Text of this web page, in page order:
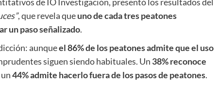
de IO Investigación, presentó los resultados del
, que revela queuno de cada tres peatones
un paso señalizado.
aunqueel 86% de los peatones admite que el uso
siguen siendo habituales. Un 38% reconoce
44% admite hacerlo fuera de los pasos de peatones.